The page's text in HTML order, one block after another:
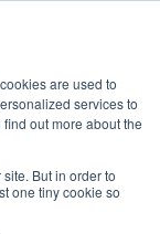
are used to
services to
out more about the
But in order to
one tiny cookie so
CATEGORIES